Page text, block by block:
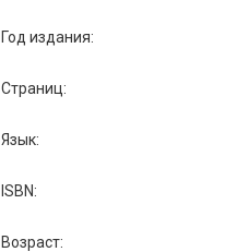
Год издания:
Страниц:
Язык:
ISBN:
Возраст: